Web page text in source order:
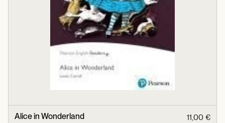
Alice in Wonderland 11,00 €